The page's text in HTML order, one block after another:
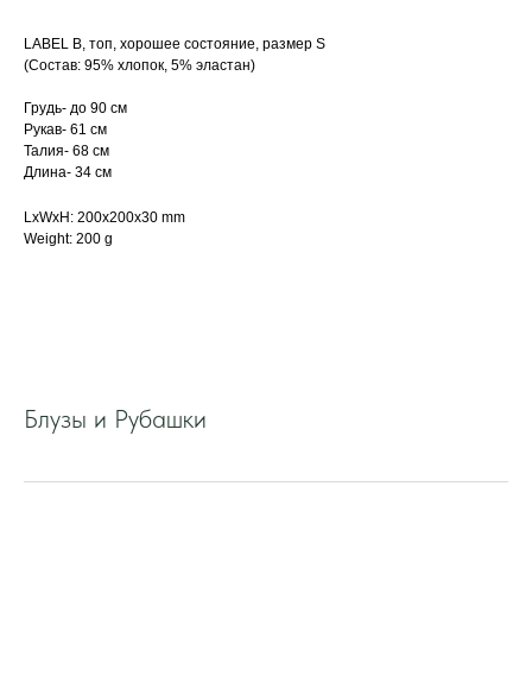
LABEL B, топ, хорошее состояние, размер S
(Состав: 95% хлопок, 5% эластан)
Грудь- до 90 см
Рукав- 61 см
Талия- 68 см
Длина- 34 см
LxWxH: 200x200x30 mm
Weight: 200 g
Блузы и Рубашки